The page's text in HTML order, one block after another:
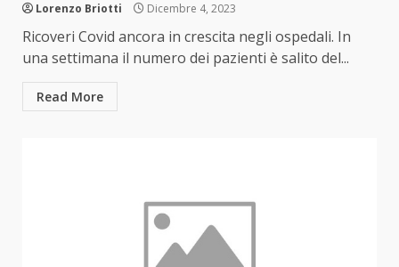
Lorenzo Briotti Dicembre 4, 2023
Ricoveri Covid ancora in crescita negli ospedali. In
una settimana il numero dei pazienti è salito del...
Read More